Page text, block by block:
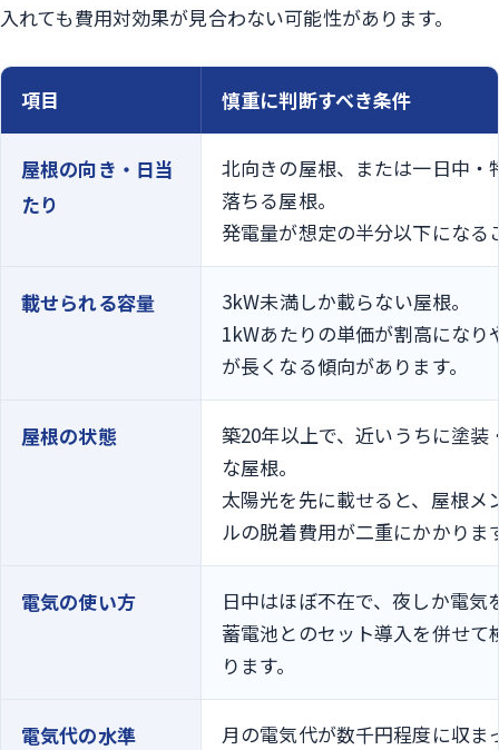
入れても費用対効果が見合わない可能性があります。
項目 慎重に判断すべき条件
屋根の向き・日当
たり
北向きの屋根、または一日中・
落ちる屋根。
発電量が想定の半分以下になる
載せられる容量
3kW未満しか載らない屋根。
1kWあたりの単価が割高になり
が長くなる傾向があります。
屋根の状態
築20年以上で、近いうちに塗装
な屋根。
太陽光を先に載せると、屋根メ
ルの脱着費用が二重にかかりま
電気の使い方
日中はほぼ不在で、夜しか電気
蓄電池とのセット導入を併せて
ります。
電気代の水準
月の電気代が数千円程度に収ま